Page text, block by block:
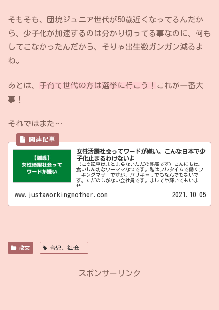
そもそも、団塊ジュニア世代が50歳近くなってるんだか
ら、少子化が加速するのは分かり切ってる事なのに、何も
してこなかったんだから、そりゃ出生数ガンガン減るよ
ね。
あとは、 子育て世代の方は選挙に行こう！ これが一番大
事！
それではまた〜
女性活躍社会ってワードが嫌い。こんな日本で少
子化止まるわけないよ
（この記事はまとまらないただの雑感です）こんにちは。
食いしん坊なワーママなつです。私はフルタイムで働くワ
ーキングマザーですが、バリキャリでもなんでもないで
す。ただのしがない会社員です。ましてや輝いてもいま
せ...
www.justaworkingmother.com 2021.10.05
散文 育児、社会
スポンサーリンク